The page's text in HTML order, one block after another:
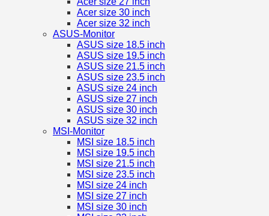
Acer size 30 inch
Acer size 32 inch
ASUS-Monitor
ASUS size 18.5 inch
ASUS size 19.5 inch
ASUS size 21.5 inch
ASUS size 23.5 inch
ASUS size 24 inch
ASUS size 27 inch
ASUS size 30 inch
ASUS size 32 inch
MSI-Monitor
MSI size 18.5 inch
MSI size 19.5 inch
MSI size 21.5 inch
MSI size 23.5 inch
MSI size 24 inch
MSI size 27 inch
MSI size 30 inch